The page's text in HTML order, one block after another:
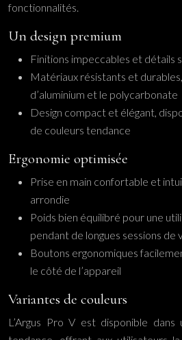
fonctionnalités.
Un design premium
Finitions impeccables et détails
Matériaux résistants et
d’aluminium et le polycarbonate
Design compact et élégant,
de couleurs tendance
Ergonomie optimisée
Prise en main confortable et
arrondie
Poids bien équilibré pour une
pendant de longues sessions de
Boutons ergonomiques
le côté de l’appareil
Variantes de couleurs
L’Argus Pro V est disponible